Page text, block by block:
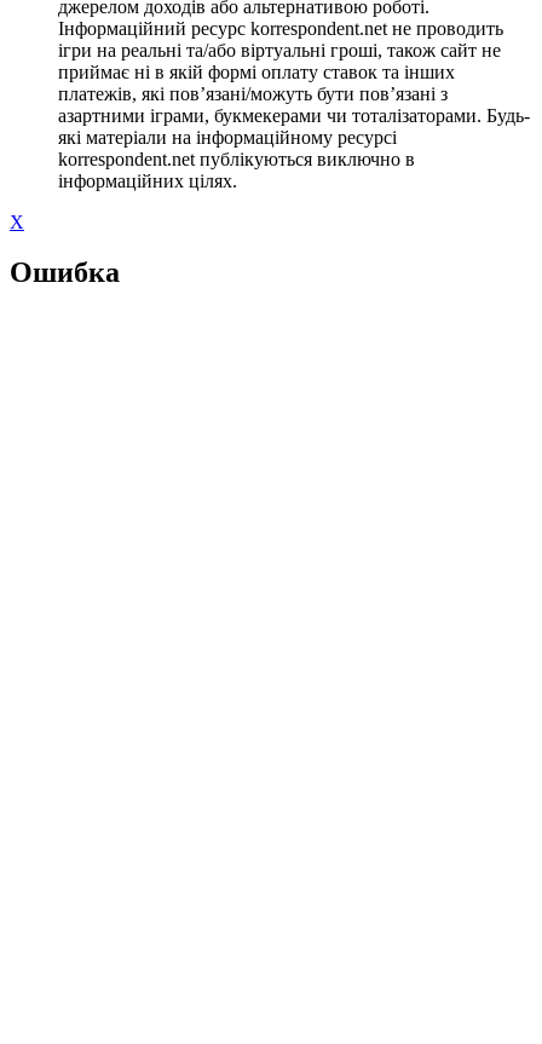
джерелом доходів або альтернативою роботі.
Інформаційний ресурс korrespondent.net не проводить
ігри на реальні та/або віртуальні гроші, також сайт не
приймає ні в якій формі оплату ставок та інших
платежів, які пов’язані/можуть бути пов’язані з
азартними іграми, букмекерами чи тоталізаторами. Будь-
які матеріали на інформаційному ресурсі
korrespondent.net публікуються виключно в
інформаційних цілях.
X
Ошибка